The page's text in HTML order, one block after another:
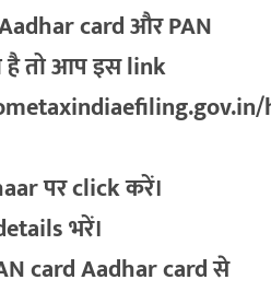
card और PAN
है तो आप इस link
पर click करें।
भरें।
card Aadhar card से